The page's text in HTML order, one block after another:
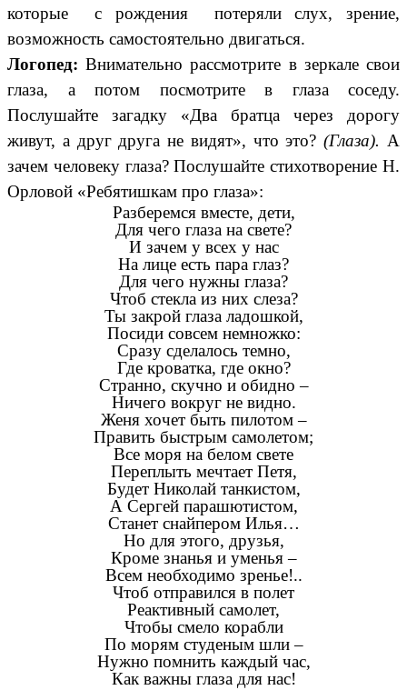
которые с рождения потеряли слух, зрение,
возможность самостоятельно двигаться.
Логопед:Внимательно рассмотрите в зеркале свои
глаза, а потом посмотрите в глаза соседу.
Послушайте загадку «Два братца через дорогу
живут, а друг друга не видят», что это?(Глаза). А
зачем человеку глаза? Послушайте стихотворение Н.
Орловой «Ребятишкам про глаза»:
Разберемся вместе, дети,
Для чего глаза на свете?
И зачем у всех у нас
На лице есть пара глаз?
Для чего нужны глаза?
Чтоб стекла из них слеза?
Ты закрой глаза ладошкой,
Посиди совсем немножко:
Сразу сделалось темно,
Где кроватка, где окно?
Странно, скучно и обидно –
Ничего вокруг не видно.
Женя хочет быть пилотом –
Править быстрым самолетом;
Все моря на белом свете
Переплыть мечтает Петя,
Будет Николай танкистом,
А Сергей парашютистом,
Станет снайпером Илья…
Но для этого, друзья,
Кроме знанья и уменья –
Всем необходимо зренье!..
Чтоб отправился в полет
Реактивный самолет,
Чтобы смело корабли
По морям студеным шли –
Нужно помнить каждый час,
Как важны глаза для нас!